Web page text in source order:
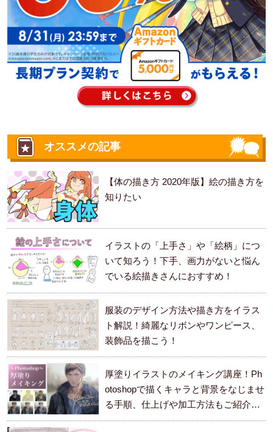
オススメの記事
【体の描き方 2020年版】絵の描き方を
知りたい
イラストの「上手さ」や「絵柄」につ
いて知ろう！下手、画力がないと悩ん
でいる絵描きさんにおすすめ！
服装のデザイン方法や描き方をイラス
ト解説！綺麗なリボンやワンピース、
装飾品を描こう！
厚塗りイラストのメイキング講座！Ph
otoshopで描くキャラと背景をなじませ
る手順、仕上げや加工方法もご紹介し
ます。